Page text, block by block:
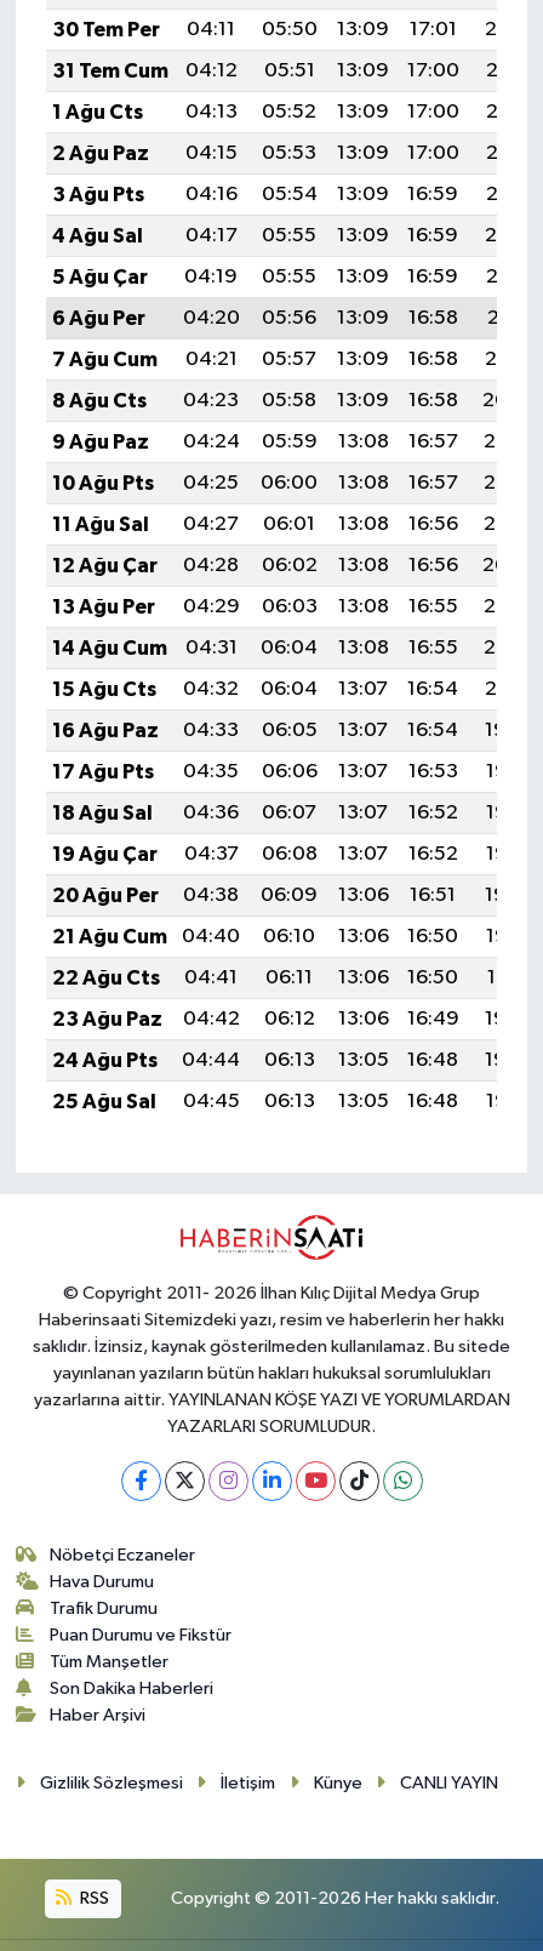
30 Tem Per
04:11 05:50 13:09 17:01
20:19
31 Tem Cum
04:12 05:51 13:09 17:00
20:18
1 Ağu Cts
04:13 05:52 13:09 17:00
20:17
2 Ağu Paz
04:15 05:53 13:09 17:00
20:16
3 Ağu Pts
04:16 05:54 13:09 16:59
20:15
4 Ağu Sal
04:17 05:55 13:09 16:59
20:14
5 Ağu Çar
04:19 05:55 13:09 16:59
20:12
6 Ağu Per
04:20 05:56 13:09 16:58
20:11
7 Ağu Cum
04:21 05:57 13:09 16:58
20:10
8 Ağu Cts
04:23 05:58 13:09 16:58
20:09
9 Ağu Paz
04:24 05:59 13:08 16:57
20:08
10 Ağu Pts
04:25 06:00 13:08 16:57
20:07
11 Ağu Sal
04:27 06:01 13:08 16:56
20:06
12 Ağu Çar
04:28 06:02 13:08 16:56
20:04
13 Ağu Per
04:29 06:03 13:08 16:55
20:03
14 Ağu Cum
04:31 06:04 13:08 16:55
20:02
15 Ağu Cts
04:32 06:04 13:07 16:54
20:01
16 Ağu Paz
04:33 06:05 13:07 16:54
19:59
17 Ağu Pts
04:35 06:06 13:07 16:53
19:58
18 Ağu Sal
04:36 06:07 13:07 16:52
19:57
19 Ağu Çar
04:37 06:08 13:07 16:52
19:55
20 Ağu Per
04:38 06:09 13:06 16:51
19:54
21 Ağu Cum
04:40 06:10 13:06 16:50
19:52
22 Ağu Cts
04:41 06:11 13:06 16:50
19:51
23 Ağu Paz
04:42 06:12 13:06 16:49
19:50
24 Ağu Pts
04:44 06:13 13:05 16:48
19:48
25 Ağu Sal
04:45 06:13 13:05 16:48 19:47
© Copyright 2011- 2026 İlhan Kılıç Dijital Medya Grup
Haberinsaati Sitemizdeki yazı, resim ve haberlerin her hakkı
saklıdır. İzinsiz, kaynak gösterilmeden kullanılamaz. Bu sitede
yayınlanan yazıların bütün hakları hukuksal sorumlulukları
yazarlarına aittir. YAYINLANAN KÖŞE YAZI VE YORUMLARDAN
YAZARLARI SORUMLUDUR.
Nöbetçi Eczaneler
Hava Durumu
Trafik Durumu
Puan Durumu ve Fikstür
Tüm Manşetler
Son Dakika Haberleri
Haber Arşivi
Gizlilik Sözleşmesi İletişim Künye CANLI YAYIN
RSS Copyright © 2011-2026 Her hakkı saklıdır.